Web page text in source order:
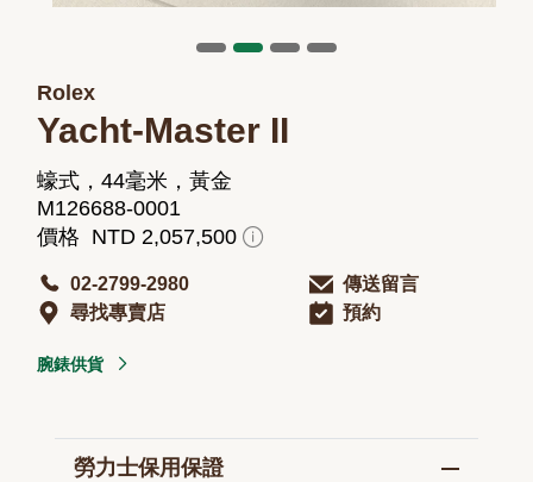
Rolex
Yacht-Master II
蠔式，44毫米，黃金
M126688-0001
價格 NTD 2,057,500
02-2799-2980
傳送留言
尋找專賣店
預約
腕錶供貨
勞力士保用保證